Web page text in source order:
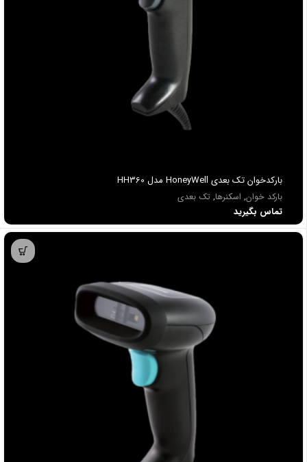
بارکدخوان تک بعدی HoneyWell مدل HH360
بارکد خوان, اسکنرها, تک بعدی
تماس بگیرید